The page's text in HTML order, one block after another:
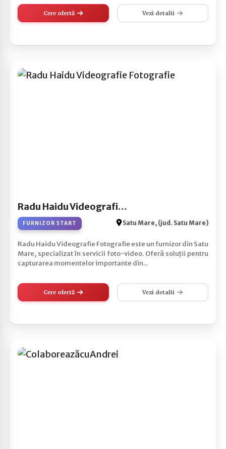
Cere ofertă Vezi detalii
Radu Haidu Videografie Fotografie
FURNIZOR START Satu Mare, (jud. Satu Mare)
Radu Haidu Videografie Fotografie este un furnizor din Satu
Mare, specializat în servicii foto-video. Oferă soluții pentru
capturarea momentelor importante din...
Cere ofertă Vezi detalii